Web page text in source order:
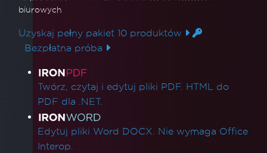
biurowych
Uzyskaj pełny pakiet 10 produktów
Bezpłatna próba
Linki do produktów
Twórz, czytaj i edytuj pliki PDF. HTML do
PDF dla .NET.
Edytuj pliki Word DOCX. Nie wymaga Office
Interop.